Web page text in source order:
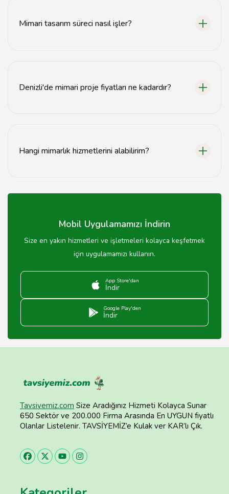
Mimari tasarım süreci nasıl işler?
Denizli'de mimari proje fiyatları ne kadardır?
Hangi mimarlık hizmetlerini alabilirim?
projeleri, danışmanlık ve denetim hizmetleri
Mobil Uygulamamızı İndirin
Size en yakın hizmetleri ve işletmeleri kolayca keşfetmek
için uygulamamızı kullanın.
App Store'dan
İndir
Google Play'den
İndir
Tavsiyemiz.com Size Aradığınız Hizmeti Kolayca Sunar
650 Sektör ve 200.000 Firma Arasında En UYGUN fiyatlı
Olanlar Listelenir. TAVSİYEMİZ’e Kulak ver KAR’lı Çık.